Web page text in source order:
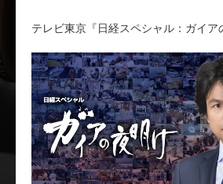
テレビ東京『日経スペシャル：ガイア